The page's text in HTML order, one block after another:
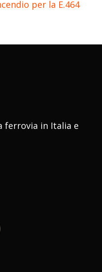
per la E.464
ferrovia in Italia e